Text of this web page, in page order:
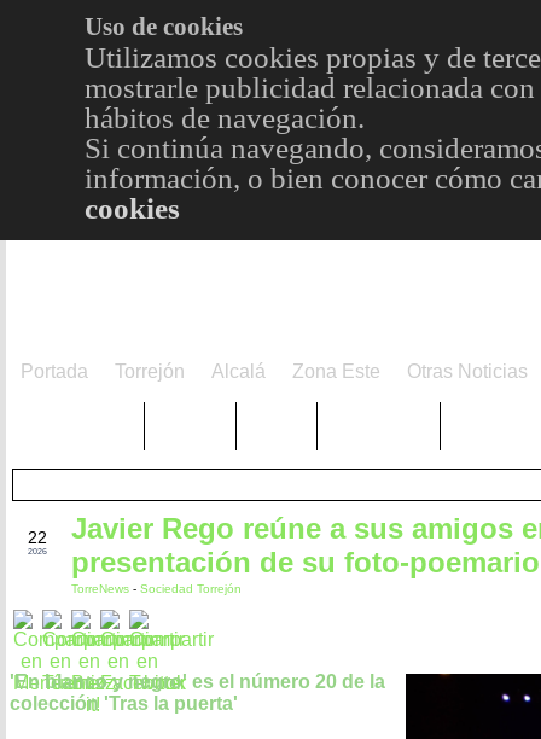
Uso de cookies
Utilizamos cookies propias y de
mostrarle publicidad relacionada
hábitos de navegación.
Si continúa navegando,
información, o bien conocer cómo
cookies
Portada Torrejón Alcalá Zona Este Otras Noticias
22
2026
Javier Rego reúne a sus amigos
presentación de su foto-poemario
TorreNews - Sociedad Torrejón
'En blanco y negro' es el número 20 de la
colección 'Tras la puerta'